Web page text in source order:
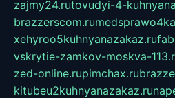
zajmy24.rutovudyi-4-
brazzerscom.ru
xehyroo5kuhnyanazakaz.ru
vskrytie-zamkov-moskva-
zed-online.rupimchax.ru
kitubeu2kuhnyanazakaz.ru